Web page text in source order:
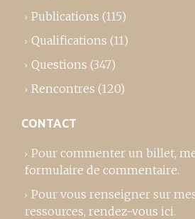
Publications (115)
Qualifications (11)
Questions (347)
Rencontres (120)
CONTACT
Pour commenter un billet,
formulaire de commentaire.
Pour vous renseigner sur
ressources, rendez-vous ici.